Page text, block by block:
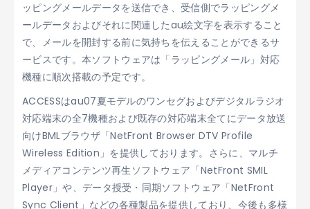
ッピングメールデータを送信でき、受信側でラッピングメ
ールデータおよびそれに関連したau絵文字を表示すること
で、メールを開封する前に気持ちを伝えることができるサ
ービスです。本ソフトウェアは「ラッピングメール」対応
機種に順次搭載の予定です。
ACCESSはau07夏モデルのワンセグおよびデジタルラジオ
対応端末の全7機種および既存の対応端末全てにデータ放送
向けBMLブラウザ「NetFront Browser DTV Profile
Wireless Edition」を提供しております。さらに、マルチ
メディアコンテンツ再生ソフトウェア「NetFront SMIL
Player」や、データ授受・同期ソフトウェア「NetFront
Sync Client」などの各種製品を提供しており、今後も多様